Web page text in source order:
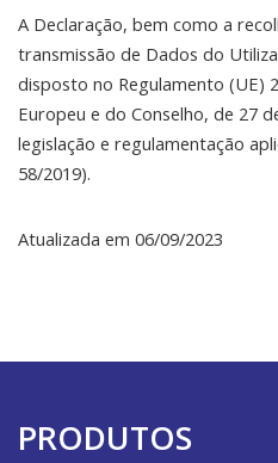
A Declaração, bem como a
transmissão de Dados do
disposto no Regulamento (UE)
Europeu e do Conselho, de 27
legislação e regulamentação
58/2019).
Atualizada em 06/09/2023
PRODUTOS